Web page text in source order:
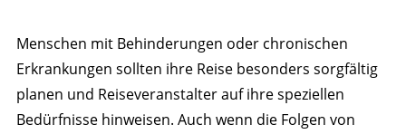
Menschen mit Behinderungen oder chronischen
Erkrankungen sollten ihre Reise besonders sorgfältig
planen und Reiseveranstalter auf ihre speziellen
Bedürfnisse hinweisen. Auch wenn die Folgen von